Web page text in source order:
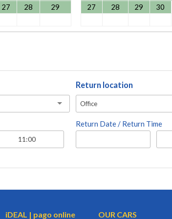
27 28
29
27
28 29 30
Return location
Office
Return Date / Return Time
iDEAL | pago online OUR CARS